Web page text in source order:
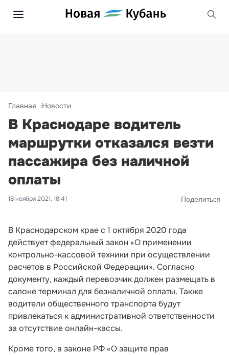
Главная Новости
В Краснодаре водитель
маршрутки отказался везти
пассажира без наличной
оплаты
18 ноября 2021, 18:41 Поделиться
В Краснодарском крае с 1 октября 2020 года
действует федеральный закон «О применении
контрольно-кассовой техники при осуществлении
расчетов в Российской Федерации». Согласно
документу, каждый перевозчик должен размещать в
салоне терминал для безналичной оплаты. Также
водители общественного транспорта будут
привлекаться к административной ответственности
за отсутствие онлайн-кассы.
Кроме того, в законе РФ «О защите прав